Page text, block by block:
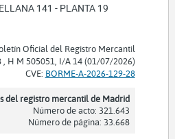
141 - PLANTA 19
Oficial del Registro Mercantil
, H M 505051, I/A 14 (01/07/2026)
CVE: BORME-A-2026-129-28
del registro mercantil de Madrid
Número de acto: 321.643
Número de página: 33.668